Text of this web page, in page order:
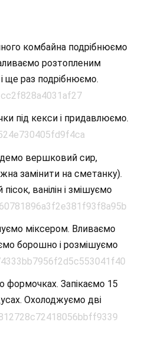
комбайна подрібнюємо
розтопленим
раз подрібнюємо.
під кекси і придавлюємо.
вершковий сир,
замінити на сметанку).
ванілін і змішуємо
міксером. Вливаємо
борошно і розмішуємо
формочках. Запікаємо 15
Охолоджуємо дві